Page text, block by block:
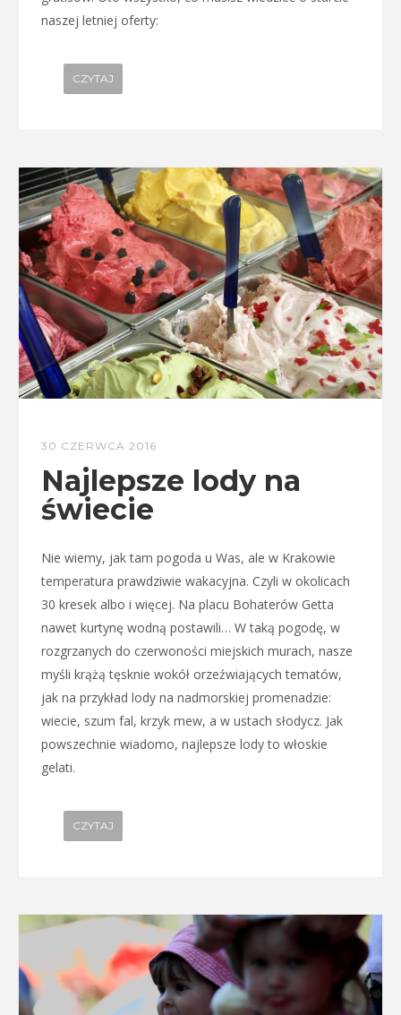
naszej letniej oferty:
CZYTAJ
30 CZERWCA 2016
Najlepsze lody na
świecie
Nie wiemy, jak tam pogoda u Was, ale w Krakowie
temperatura prawdziwie wakacyjna. Czyli w okolicach
30 kresek albo i więcej. Na placu Bohaterów Getta
nawet kurtynę wodną postawili… W taką pogodę, w
rozgrzanych do czerwoności miejskich murach, nasze
myśli krążą tęsknie wokół orzeźwiających tematów,
jak na przykład lody na nadmorskiej promenadzie:
wiecie, szum fal, krzyk mew, a w ustach słodycz. Jak
powszechnie wiadomo, najlepsze lody to włoskie
gelati.
CZYTAJ